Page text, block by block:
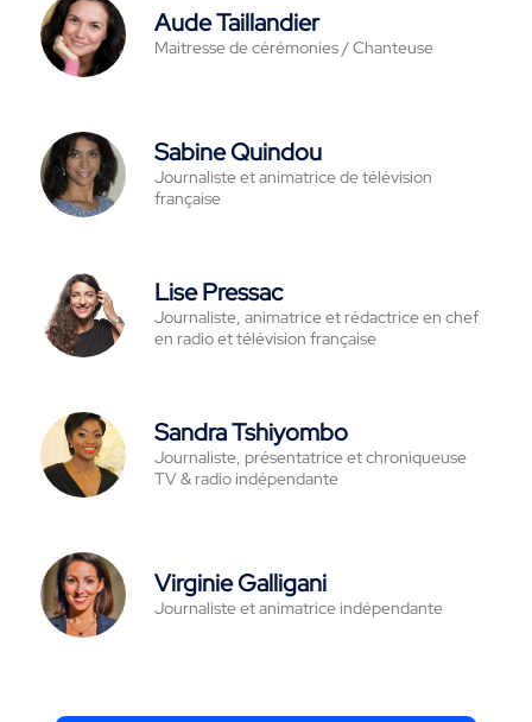
Aude Taillandier
Maitresse de cérémonies / Chanteuse
Sabine Quindou
Journaliste et animatrice de télévision
française
Lise Pressac
Journaliste, animatrice et rédactrice en chef
en radio et télévision française
Sandra Tshiyombo
Journaliste, présentatrice et chroniqueuse
TV & radio indépendante
Virginie Galligani
Journaliste et animatrice indépendante